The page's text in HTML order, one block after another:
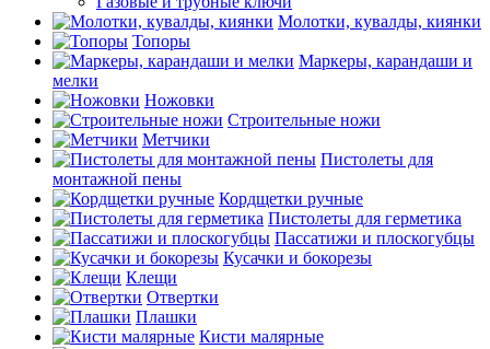
Молотки, кувалды, киянки
Топоры
Маркеры, карандаши и
мелки
Ножовки
Строительные ножи
Метчики
Пистолеты для
монтажной пены
Кордщетки ручные
Пистолеты для герметика
Пассатижи и плоскогубцы
Кусачки и бокорезы
Клещи
Отвертки
Плашки
Кисти малярные